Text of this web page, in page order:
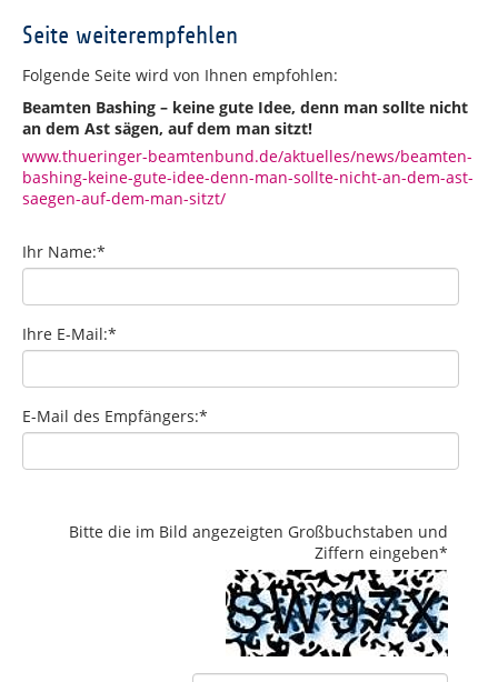
Seite weiterempfehlen
Folgende Seite wird von Ihnen empfohlen:
Beamten Bashing – keine gute Idee, denn man sollte nicht
an dem Ast sägen, auf dem man sitzt!
www.thueringer-beamtenbund.de/aktuelles/news/beamten-
bashing-keine-gute-idee-denn-man-sollte-nicht-an-dem-ast-
saegen-auf-dem-man-sitzt/
Ihr Name:*
Ihre E-Mail:*
E-Mail des Empfängers:*
Bitte die im Bild angezeigten Großbuchstaben und
Ziffern eingeben*